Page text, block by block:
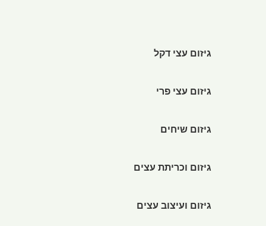
גיזום עצי דקל
גיזום עצי פרי
גיזום שיחים
גיזום וכריתת עצים
גיזום ועיצוב עצים